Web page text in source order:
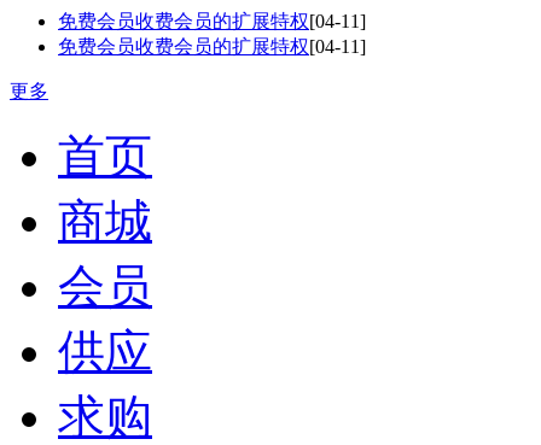
免费会员收费会员的扩展特权[04-11]
免费会员收费会员的扩展特权[04-11]
更多
首页
商城
会员
供应
求购